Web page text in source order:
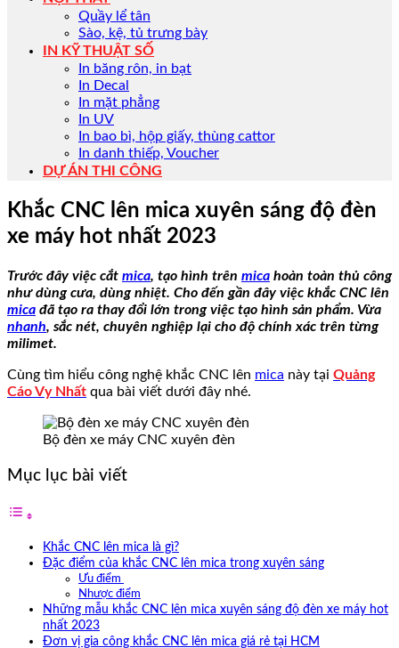
Quầy lể tân
Sào, kệ, tủ trưng bày
IN KỸ THUẬT SỐ
In băng rôn, in bạt
In Decal
In mặt phẳng
In UV
In bao bì, hộp giấy, thùng cattor
In danh thiếp, Voucher
DỰ ÁN THI CÔNG
Khắc CNC lên mica xuyên sáng độ đèn
xe máy hot nhất 2023
Trước đây việc cắt mica, tạo hình trên mica hoàn toàn thủ công
như dùng cưa, dùng nhiệt. Cho đến gần đây việc khắc CNC lên
mica đã tạo ra thay đổi lớn trong việc tạo hình sản phẩm. Vừa
nhanh, sắc nét, chuyên nghiệp lại cho độ chính xác trên từng
milimet.
Cùng tìm hiểu công nghệ khắc CNC lên mica này tại Quảng
Cáo Vy Nhất qua bài viết dưới đây nhé.
Bộ đèn xe máy CNC xuyên đèn
Mục lục bài viết
Khắc CNC lên mica là gì?
Đặc điểm của khắc CNC lên mica trong xuyên sáng
Ưu điểm
Nhược điểm
Những mẫu khắc CNC lên mica xuyên sáng độ đèn xe máy hot
nhất 2023
Đơn vị gia công khắc CNC lên mica giá rẻ tại HCM